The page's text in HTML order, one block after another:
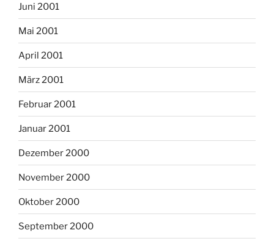
Juni 2001
Mai 2001
April 2001
März 2001
Februar 2001
Januar 2001
Dezember 2000
November 2000
Oktober 2000
September 2000